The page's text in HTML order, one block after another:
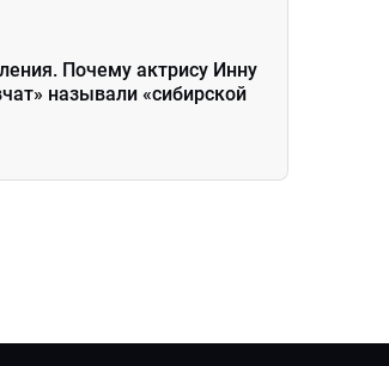
Почему актрису Инну
называли «сибирской